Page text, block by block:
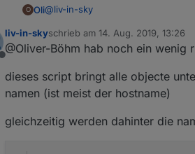
O Oli@liv-in-sky
Alles klar, trotzdem Danke.
Offline
liv-in-skyschrieb am 14. Aug. 2019, 13:26
zuletzt editiert von
@Oliver-Böhm hab noch ein wenig
dieses script bringt alle objecte
namen (ist meist der hostname)
gleichzeitig werden dahinter die